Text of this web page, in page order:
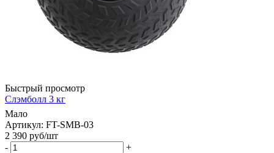
Быстрый просмотр
Слэмболл 3 кг
Мало
Артикул: FT-SMB-03
2 390 руб/шт
-
+